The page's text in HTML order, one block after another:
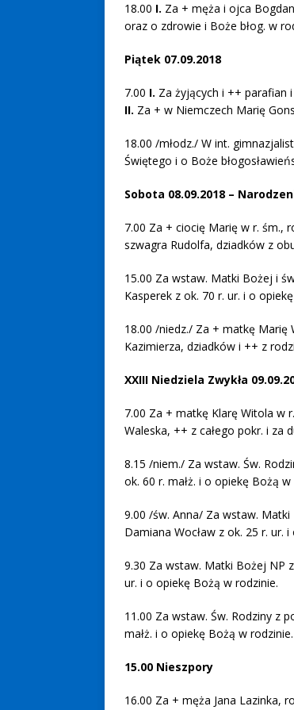
18.00 I. Za + męża i ojca
oraz o zdrowie i Boże błog. w
Piątek 07.09.2018
7.00 I. Za żyjących i ++ parafian
II. Za + w Niemczech Marię
18.00 /młodz./ W int.
Świętego i o Boże
Sobota 08.09.2018 –
7.00 Za + ciocię Marię w r. śm.,
szwagra Rudolfa, dziadków z
15.00 Za wstaw. Matki Bożej i
Kasperek z ok. 70 r. ur. i o
18.00 /niedz./ Za + matkę Marię
Kazimierza, dziadków i ++ z
XXIII Niedziela Zwykła
7.00 Za + matkę Klarę Witola w
Waleska, ++ z całego pokr. i za
8.15 /niem./ Za wstaw. Św.
ok. 60 r. małż. i o opiekę Bożą w
9.00 /św. Anna/ Za wstaw. Matki
Damiana Wocław z ok. 25 r. ur.
9.30 Za wstaw. Matki Bożej NP
ur. i o opiekę Bożą w rodzinie.
11.00 Za wstaw. Św. Rodziny z
małż. i o opiekę Bożą w rodzinie.
15.00 Nieszpory
16.00 Za + męża Jana Lazinka,